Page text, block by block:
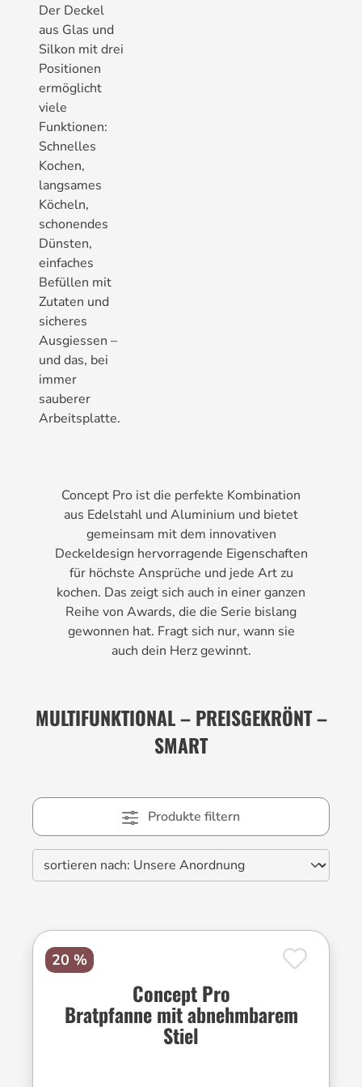
Der Deckel
aus Glas und
Silkon mit drei
Positionen
ermöglicht
viele
Funktionen:
Schnelles
Kochen,
langsames
Köcheln,
schonendes
Dünsten,
einfaches
Befüllen mit
Zutaten und
sicheres
Ausgiessen –
und das, bei
immer
sauberer
Arbeitsplatte.
Concept Pro ist die perfekte Kombination
aus Edelstahl und Aluminium und bietet
gemeinsam mit dem innovativen
Deckeldesign hervorragende Eigenschaften
für höchste Ansprüche und jede Art zu
kochen. Das zeigt sich auch in einer ganzen
Reihe von Awards, die die Serie bislang
gewonnen hat. Fragt sich nur, wann sie
auch dein Herz gewinnt.
MULTIFUNKTIONAL – PREISGEKRÖNT –
SMART
Produkte filtern
20 %
Concept Pro
Bratpfanne mit abnehmbarem
Stiel